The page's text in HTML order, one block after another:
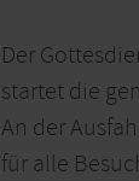
Der
startet die
An der
für alle